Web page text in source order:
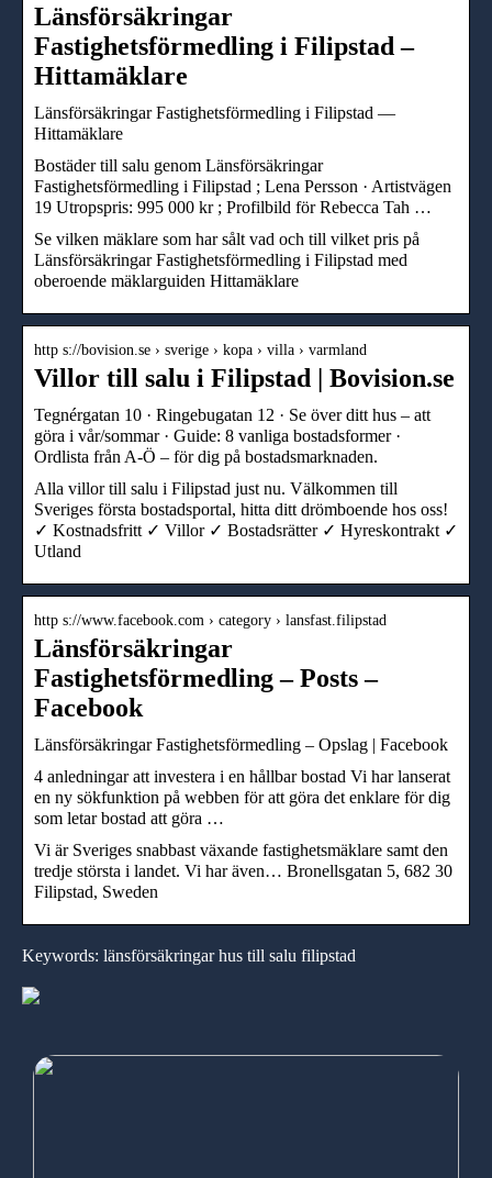
Länsförsäkringar
Fastighetsförmedling i Filipstad –
Hittamäklare
Länsförsäkringar Fastighetsförmedling i Filipstad —
Hittamäklare
Bostäder till salu genom Länsförsäkringar
Fastighetsförmedling i Filipstad ; Lena Persson · Artistvägen
19 Utropspris: 995 000 kr ; Profilbild för Rebecca Tah …
Se vilken mäklare som har sålt vad och till vilket pris på
Länsförsäkringar Fastighetsförmedling i Filipstad med
oberoende mäklarguiden Hittamäklare
http s://bovision.se › sverige › kopa › villa › varmland
Villor till salu i Filipstad | Bovision.se
Tegnérgatan 10 · Ringebugatan 12 · Se över ditt hus – att
göra i vår/sommar · Guide: 8 vanliga bostadsformer ·
Ordlista från A-Ö – för dig på bostadsmarknaden.
Alla villor till salu i Filipstad just nu. Välkommen till
Sveriges första bostadsportal, hitta ditt drömboende hos oss! ​​
✓ Kostnadsfritt ✓ Villor ✓ Bostadsrätter ✓ Hyreskontrakt ✓
Utland
http s://www.facebook.com › category › lansfast.filipstad
Länsförsäkringar
Fastighetsförmedling – Posts –
Facebook
Länsförsäkringar Fastighetsförmedling – Opslag | Facebook
4 anledningar att investera i en hållbar bostad Vi har lanserat
en ny sökfunktion på webben för att göra det enklare för dig
som letar bostad att göra …
Vi är Sveriges snabbast växande fastighetsmäklare samt den
tredje största i landet. Vi har även… Bronellsgatan 5, 682 30
Filipstad, Sweden
Keywords: länsförsäkringar hus till salu filipstad